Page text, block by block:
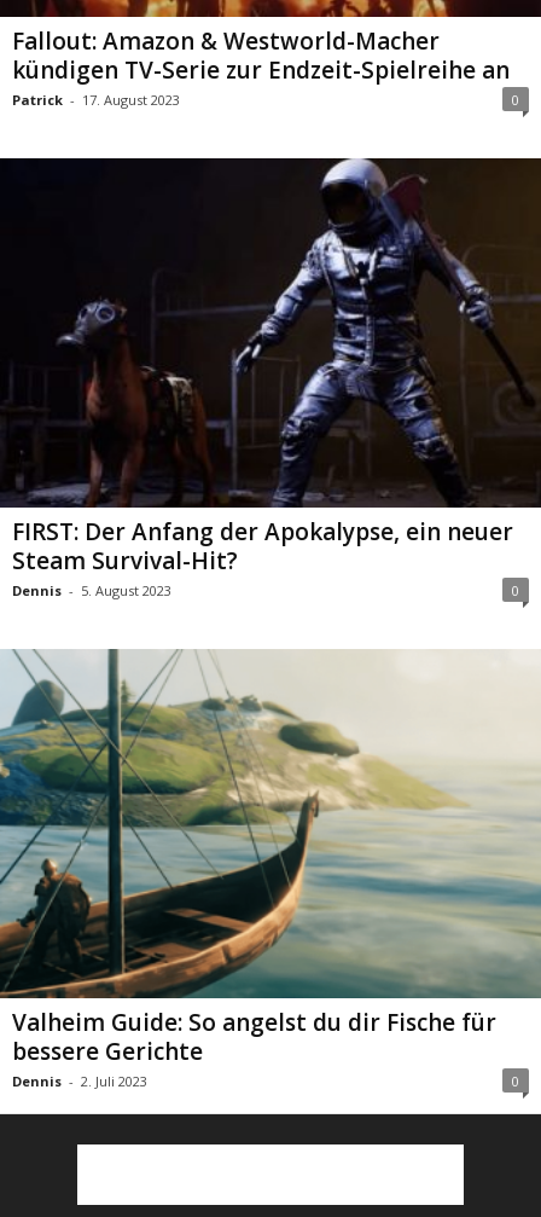
Fallout: Amazon & Westworld-Macher
kündigen TV-Serie zur Endzeit-Spielreihe an
Patrick - 17. August 2023 0
FIRST: Der Anfang der Apokalypse, ein neuer
Steam Survival-Hit?
Dennis - 5. August 2023 0
Valheim Guide: So angelst du dir Fische für
bessere Gerichte
Dennis - 2. Juli 2023 0